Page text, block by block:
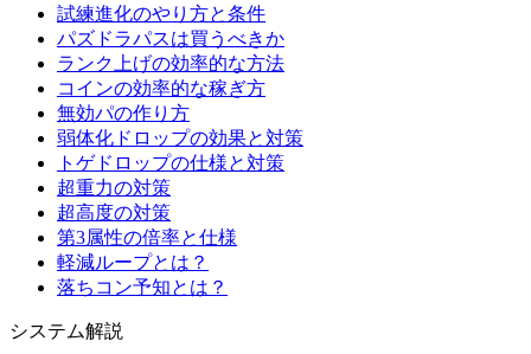
試練進化のやり方と条件
パズドラパスは買うべきか
ランク上げの効率的な方法
コインの効率的な稼ぎ方
無効パの作り方
弱体化ドロップの効果と対策
トゲドロップの仕様と対策
超重力の対策
超高度の対策
第3属性の倍率と仕様
軽減ループとは？
落ちコン予知とは？
システム解説